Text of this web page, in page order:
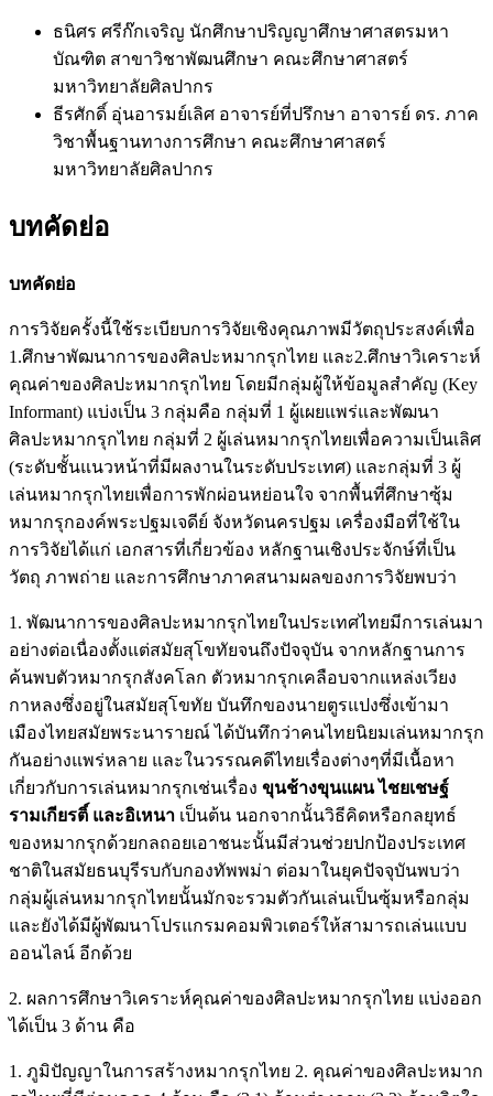
ธนิศร ศรีก๊กเจริญ นักศึกษาปริญญาศึกษาศาสตรมหา
บัณฑิต สาขาวิชาพัฒนศึกษา คณะศึกษาศาสตร์
มหาวิทยาลัยศิลปากร
ธีรศักดิ์ อุ่นอารมย์เลิศ อาจารย์ที่ปรึกษา อาจารย์ ดร. ภาค
วิชาพื้นฐานทางการศึกษา คณะศึกษาศาสตร์
มหาวิทยาลัยศิลปากร
บทคัดย่อ
บทคัดย่อ
การวิจัยครั้งนี้ใช้ระเบียบการวิจัยเชิงคุณภาพมีวัตถุประสงค์เพื่อ
1.ศึกษาพัฒนาการของศิลปะหมากรุกไทย และ2.ศึกษาวิเคราะห์
คุณค่าของศิลปะหมากรุกไทย โดยมีกลุ่มผู้ให้ข้อมูลสำคัญ (Key
Informant) แบ่งเป็น 3 กลุ่มคือ กลุ่มที่ 1 ผู้เผยแพร่และพัฒนา
ศิลปะหมากรุกไทย กลุ่มที่ 2 ผู้เล่นหมากรุกไทยเพื่อความเป็นเลิศ
(ระดับชั้นแนวหน้าที่มีผลงานในระดับประเทศ) และกลุ่มที่ 3 ผู้
เล่นหมากรุกไทยเพื่อการพักผ่อนหย่อนใจ จากพื้นที่ศึกษาซุ้ม
หมากรุกองค์พระปฐมเจดีย์ จังหวัดนครปฐม เครื่องมือที่ใช้ใน
การวิจัยได้แก่ เอกสารที่เกี่ยวข้อง หลักฐานเชิงประจักษ์ที่เป็น
วัตถุ ภาพถ่าย และการศึกษาภาคสนามผลของการวิจัยพบว่า
1. พัฒนาการของศิลปะหมากรุกไทยในประเทศไทยมีการเล่นมา
อย่างต่อเนื่องตั้งแต่สมัยสุโขทัยจนถึงปัจจุบัน จากหลักฐานการ
ค้นพบตัวหมากรุกสังคโลก ตัวหมากรุกเคลือบจากแหล่งเวียง
กาหลงซึ่งอยู่ในสมัยสุโขทัย บันทึกของนายตูรแปงซึ่งเข้ามา
เมืองไทยสมัยพระนารายณ์ ได้บันทึกว่าคนไทยนิยมเล่นหมากรุก
กันอย่างแพร่หลาย และในวรรณคดีไทยเรื่องต่างๆที่มีเนื้อหา
เกี่ยวกับการเล่นหมากรุกเช่นเรื่อง ขุนช้างขุนแผน ไชยเชษฐ์
รามเกียรติ์ และอิเหนา เป็นต้น นอกจากนั้นวิธีคิดหรือกลยุทธ์
ของหมากรุกด้วยกลถอยเอาชนะนั้นมีส่วนช่วยปกป้องประเทศ
ชาติในสมัยธนบุรีรบกับกองทัพพม่า ต่อมาในยุคปัจจุบันพบว่า
กลุ่มผู้เล่นหมากรุกไทยนั้นมักจะรวมตัวกันเล่นเป็นซุ้มหรือกลุ่ม
และยังได้มีผู้พัฒนาโปรแกรมคอมพิวเตอร์ให้สามารถเล่นแบบ
ออนไลน์ อีกด้วย
2. ผลการศึกษาวิเคราะห์คุณค่าของศิลปะหมากรุกไทย แบ่งออก
ได้เป็น 3 ด้าน คือ
1. ภูมิปัญญาในการสร้างหมากรุกไทย 2. คุณค่าของศิลปะหมาก